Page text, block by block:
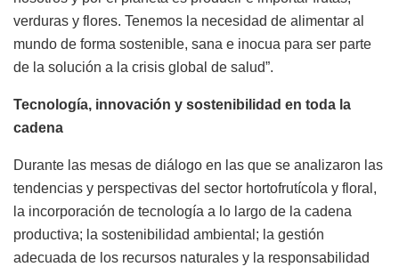
verduras y flores. Tenemos la necesidad de alimentar al
mundo de forma sostenible, sana e inocua para ser parte
de la solución a la crisis global de salud”.
Tecnología, innovación y sostenibilidad en toda la
cadena
Durante las mesas de diálogo en las que se analizaron las
tendencias y perspectivas del sector hortofrutícola y floral,
la incorporación de tecnología a lo largo de la cadena
productiva; la sostenibilidad ambiental; la gestión
adecuada de los recursos naturales y la responsabilidad